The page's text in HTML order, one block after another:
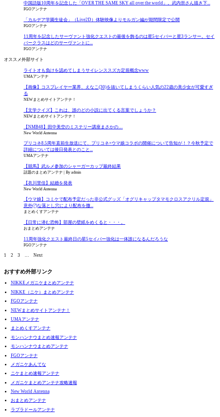
中国語版10周年を記念した「OVER THE SAME SKY all over the world」。武内崇さん描き下...
FGOアンテナ
「カルデア学園生徒会」（Live2D）体験映像よりモルガン編が期間限定で公開
FGOアンテナ
11周年を記念したサーヴァント強化クエストの最後を飾るのは星5セイバーと星3ランサー。セイ
バークラスはどのサーヴァントに...
FGOアンテナ
オススメ外部サイト
ライトオも負けを認めてしまうサイレンススズカ定規概念www
UMAアンテナ
【画像】コスプレイヤー業界、えなこ(30)を抜いてしまうくらい人気の22歳の美少女が可愛すぎ
る
NEWまとめサイトアンテナ！
【文学クイズ】これは、誰のどの小説に出てくる言葉でしょうか？
NEWまとめサイトアンテナ！
【NMB48】田中美空のミステリー講座まさかの…
New World Antenna
プリコネ8.5周年直前生放送にて、プリコネ×ウマ娘コラボの開催について告知が！？今秋予定で
詳細については後日発表とのこと...
UMAアンテナ
【競馬】武ルメ参加のシャーガーカップ最終結果
話題のまとめアンテナ By admin
【衣川里佳】結婚を発表
New World Antenna
【ウマ娘】コミケで配布予定だった非公式グッズ「オグリキャップタマモクロスアクリル定規」
意外(?)な落とし穴により配布を撤...
まとめくすアンテナ
【日常に潜む恐怖】部屋の壁紙をめくると・・・。
おまとめアンテナ
11周年強化クエスト最終日の星5セイバー強化は一体誰になるんだろうな
FGOアンテナ
1 2 3 … Next
おすすめ外部リンク
NIKKEメガニケまとめアンテナ
NIKKE（ニケ）まとめアンテナ
FGOアンテナ
NEWまとめサイトアンテナ！
UMAアンテナ
まとめくすアンテナ
モンハンナウまとめ速報アンテナ
モンハンナウまとめアンテナ
FGOアンテナ
メガニケあんてな
ニケまとめ速報アンテナ
メガニケまとめアンテナ攻略速報
New World Antenna
おまとめアンテナ
ラブラドールアンテナ